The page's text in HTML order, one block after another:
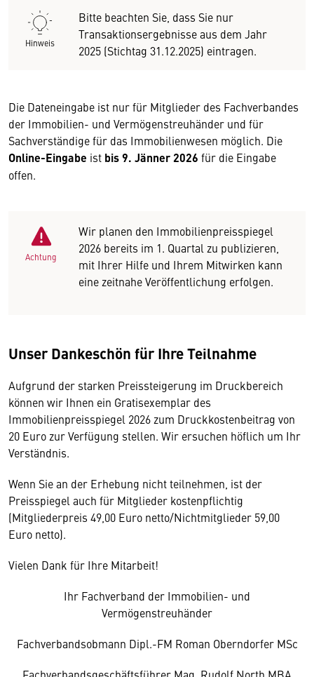
Hinweis
Bitte beachten Sie, dass Sie nur
Transaktionsergebnisse aus dem Jahr
2025 (Stichtag 31.12.2025) eintragen.
Die Dateneingabe ist nur für Mitglieder des Fachverbandes
der Immobilien- und Vermögenstreuhänder und für
Sachverständige für das Immobilienwesen möglich. Die
Online-Eingabe ist bis 9. Jänner 2026 für die Eingabe
offen.
Achtung
Wir planen den Immobilienpreisspiegel
2026 bereits im 1. Quartal zu publizieren,
mit Ihrer Hilfe und Ihrem Mitwirken kann
eine zeitnahe Veröffentlichung erfolgen.
Unser Dankeschön für Ihre Teilnahme
Aufgrund der starken Preissteigerung im Druckbereich
können wir Ihnen ein Gratisexemplar des
Immobilienpreisspiegel 2026 zum Druckkostenbeitrag von
20 Euro zur Verfügung stellen. Wir ersuchen höflich um Ihr
Verständnis.
Wenn Sie an der Erhebung nicht teilnehmen, ist der
Preisspiegel auch für Mitglieder kostenpflichtig
(Mitgliederpreis 49,00 Euro netto/Nichtmitglieder 59,00
Euro netto).
Vielen Dank für Ihre Mitarbeit!
Ihr Fachverband der Immobilien- und
Vermögenstreuhänder
Fachverbandsobmann Dipl.-FM Roman Oberndorfer MSc